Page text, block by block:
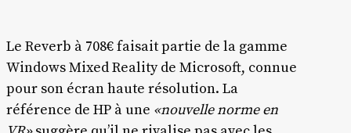
Le Reverb à 708€ faisait partie de la gamme
Windows Mixed Reality de Microsoft, connue
pour son écran haute résolution. La
référence de HP à une «nouvelle norme en